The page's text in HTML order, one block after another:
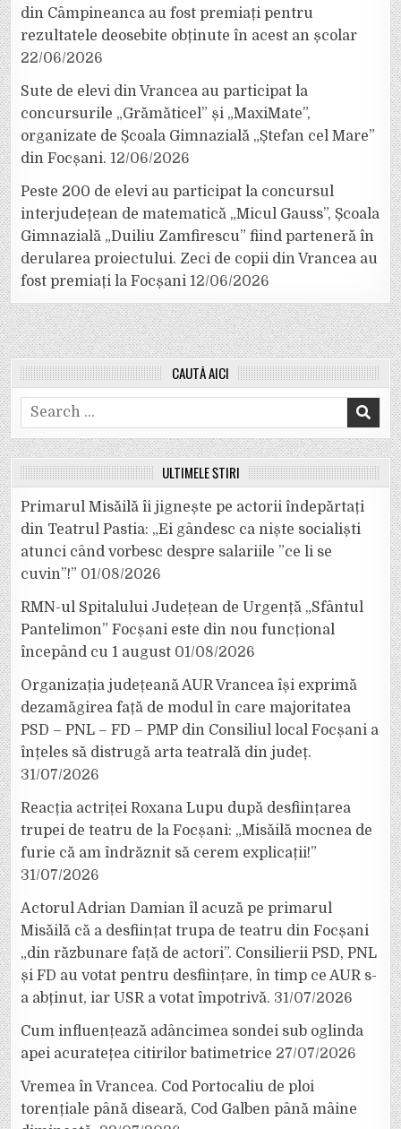
din Câmpineanca au fost premiați pentru
rezultatele deosebite obținute în acest an școlar
22/06/2026
Sute de elevi din Vrancea au participat la
concursurile „Grămăticel” și „MaxiMate”,
organizate de Școala Gimnazială „Ștefan cel Mare”
din Focșani. 12/06/2026
Peste 200 de elevi au participat la concursul
interjudețean de matematică „Micul Gauss”, Școala
Gimnazială „Duiliu Zamfirescu” fiind parteneră în
derularea proiectului. Zeci de copii din Vrancea au
fost premiați la Focșani 12/06/2026
CAUTĂ AICI
Search
for:
ULTIMELE ȘTIRI
Primarul Misăilă îi jignește pe actorii îndepărtați
din Teatrul Pastia: „Ei gândesc ca niște socialiști
atunci când vorbesc despre salariile ”ce li se
cuvin”!” 01/08/2026
RMN-ul Spitalului Județean de Urgență „Sfântul
Pantelimon” Focșani este din nou funcțional
începând cu 1 august 01/08/2026
Organizația județeană AUR Vrancea își exprimă
dezamăgirea față de modul în care majoritatea
PSD – PNL – FD – PMP din Consiliul local Focșani a
înțeles să distrugă arta teatrală din județ.
31/07/2026
Reacția actriței Roxana Lupu după desființarea
trupei de teatru de la Focșani: „Misăilă mocnea de
furie că am îndrăznit să cerem explicații!”
31/07/2026
Actorul Adrian Damian îl acuză pe primarul
Misăilă că a desființat trupa de teatru din Focșani
„din răzbunare față de actori”. Consilierii PSD, PNL
și FD au votat pentru desființare, în timp ce AUR s-
a abținut, iar USR a votat împotrivă. 31/07/2026
Cum influențează adâncimea sondei sub oglinda
apei acuratețea citirilor batimetrice 27/07/2026
Vremea în Vrancea. Cod Portocaliu de ploi
torențiale până diseară, Cod Galben până mâine